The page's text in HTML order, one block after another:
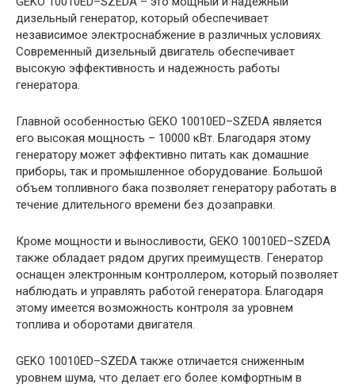
дизельный генератор, который обеспечивает
независимое электроснабжение в различных условиях.
Современный дизельный двигатель обеспечивает
высокую эффективность и надежность работы
генератора.
Главной особенностью GEKO 10010ED–SZEDA является
его высокая мощность – 10000 кВт. Благодаря этому
генератору может эффективно питать как домашние
приборы, так и промышленное оборудование. Большой
объем топливного бака позволяет генератору работать в
течение длительного времени без дозаправки.
Кроме мощности и выносливости, GEKO 10010ED–SZEDA
также обладает рядом других преимуществ. Генератор
оснащен электронным контроллером, который позволяет
наблюдать и управлять работой генератора. Благодаря
этому имеется возможность контроля за уровнем
топлива и оборотами двигателя.
GEKO 10010ED–SZEDA также отличается сниженным
уровнем шума, что делает его более комфортным в